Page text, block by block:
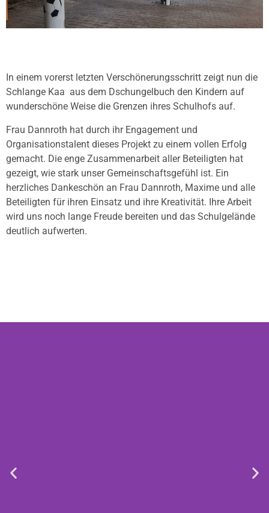
In einem vorerst letzten Verschönerungsschritt zeigt nun die
Schlange Kaa aus dem Dschungelbuch den Kindern auf
wunderschöne Weise die Grenzen ihres Schulhofs auf.
Frau Dannroth hat durch ihr Engagement und
Organisationstalent dieses Projekt zu einem vollen Erfolg
gemacht. Die enge Zusammenarbeit aller Beteiligten hat
gezeigt, wie stark unser Gemeinschaftsgefühl ist. Ein
herzliches Dankeschön an Frau Dannroth, Maxime und alle
Beteiligten für ihren Einsatz und ihre Kreativität. Ihre Arbeit
wird uns noch lange Freude bereiten und das Schulgelände
deutlich aufwerten.